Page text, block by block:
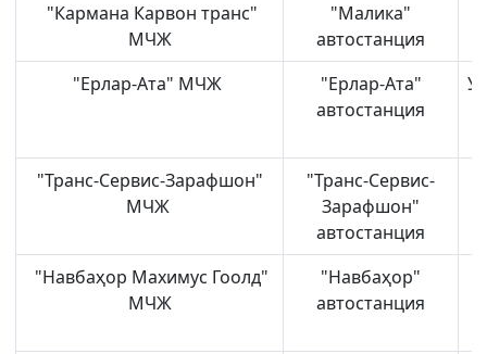
"Кармана Карвон транс"
МЧЖ
"Малика"
автостанция
"Ерлар-Ата" МЧЖ
"Ерлар-Ата"
автостанция
"Транс-Сервис-Зарафшон"
МЧЖ
"Транс-Сервис-
Зарафшон"
автостанция
"Навбаҳор Махимус Гоолд"
МЧЖ
"Навбаҳор"
автостанция